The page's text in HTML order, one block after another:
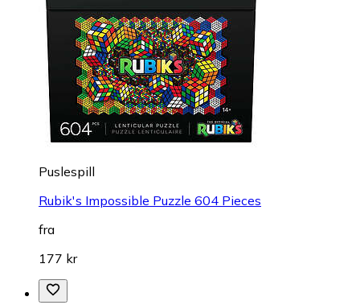
Puslespill
Rubik's Impossible Puzzle 604 Pieces
fra
177 kr